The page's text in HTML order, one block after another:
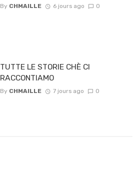
By CHMAILLE 6 jours ago 0
TUTTE LE STORIE CHÈ CI
RACCONTIAMO
By CHMAILLE 7 jours ago 0